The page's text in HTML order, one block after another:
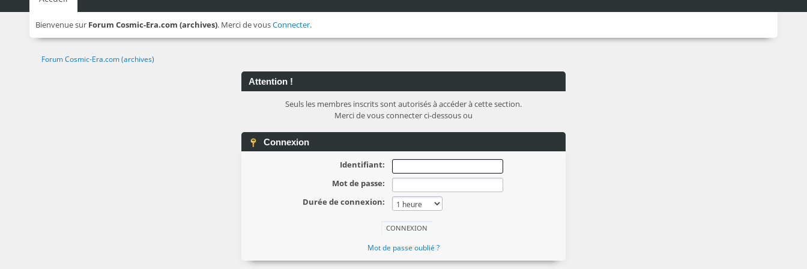
Bienvenue sur Forum Cosmic-Era.com (archives). Merci de vousConnecter.
Forum Cosmic-Era.com (archives)
Attention !
Seuls les membres inscrits sont autorisés à accéder à cette section.
Merci de vous connecter ci-dessous ou
Connexion
Identifiant:
Mot de passe:
Durée de connexion:
Mot de passe oublié ?